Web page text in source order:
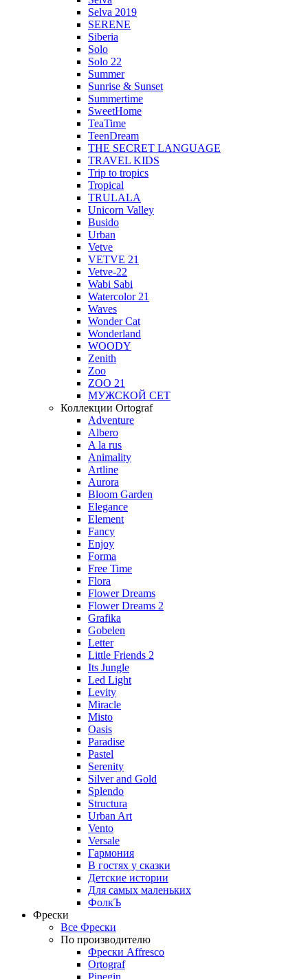
Selva 2019
SERENE
Siberia
Solo
Solo 22
Summer
Sunrise & Sunset
Summertime
SweetHome
TeaTime
TeenDream
THE SECRET LANGUAGE
TRAVEL KIDS
Trip to tropics
Tropical
TRULALA
Unicorn Valley
Busido
Urban
Vetve
VETVE 21
Vetve-22
Wabi Sabi
Watercolor 21
Waves
Wonder Cat
Wonderland
WOODY
Zenith
Zoo
ZOO 21
МУЖСКОЙ СЕТ
Коллекции Ortograf
Adventure
Albero
A la rus
Animality
Artline
Aurora
Bloom Garden
Elegance
Element
Fancy
Enjoy
Forma
Free Time
Flora
Flower Dreams
Flower Dreams 2
Grafika
Gobelen
Letter
Little Friends 2
Its Jungle
Led Light
Levity
Miracle
Misto
Oasis
Paradise
Pastel
Serenity
Silver and Gold
Splendo
Structura
Urban Art
Vento
Versale
Гармония
В гостях у сказки
Детские истории
Для самых маленьких
ФолкЪ
Фрески
Все Фрески
По производителю
Фрески Affresco
Ortograf
Pinegin